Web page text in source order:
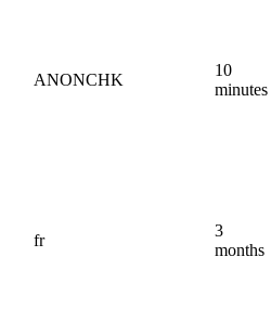
ANONCHK
10
minutes
fr
3
months